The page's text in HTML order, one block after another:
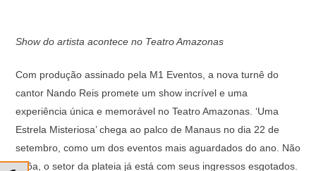
Show do artista acontece no Teatro Amazonas
Com produção assinado pela M1 Eventos, a nova turnê do
cantor Nando Reis promete um show incrível e uma
experiência única e memorável no Teatro Amazonas. ‘Uma
Estrela Misteriosa’ chega ao palco de Manaus no dia 22 de
setembro, como um dos eventos mais aguardados do ano. Não
à tôa, o setor da plateia já está com seus ingressos esgotados.